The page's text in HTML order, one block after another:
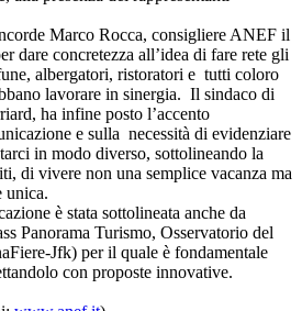
Marco Rocca, consigliere ANEF il
dare concretezza all’idea di fare rete gli
albergatori, ristoratori e tutti coloro
lavorare in sinergia. Il sindaco di
ha infine posto l’accento
e sulla necessità di evidenziare
in modo diverso, sottolineando la
di vivere non una semplice vacanza ma
unica.
è stata sottolineata anche da
Panorama Turismo, Osservatorio del
Jfk) per il quale è fondamentale
con proposte innovative.